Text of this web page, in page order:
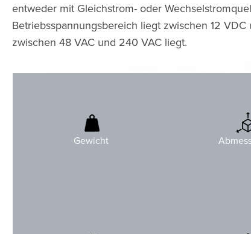
entweder mit Gleichstrom- oder
Betriebsspannungsbereich liegt zwischen 12
zwischen 48 VAC und 240 VAC liegt.
Gewicht
1740 g (3.8 lbs)
H: 205
B: 246
T: 90